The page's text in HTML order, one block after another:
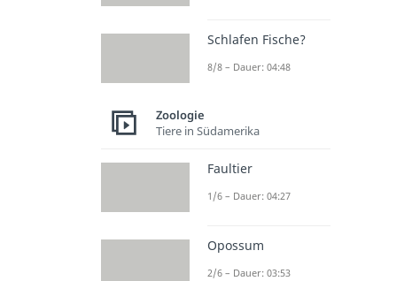
Schlafen Fische?
8/8 – Dauer: 04:48
Zoologie
Tiere in Südamerika
Faultier
1/6 – Dauer: 04:27
Opossum
2/6 – Dauer: 03:53